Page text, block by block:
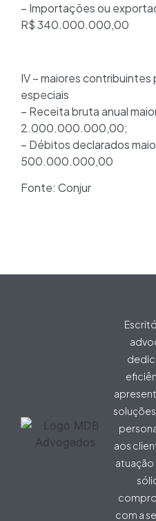
– Importações ou
R$ 340.000.000,00
IV – maiores contribuintes
especiais
– Receita bruta anual
2.000.000.000,00;
– Débitos declarados
500.000.000,00
Fonte: Conjur
aos
atuação
com a